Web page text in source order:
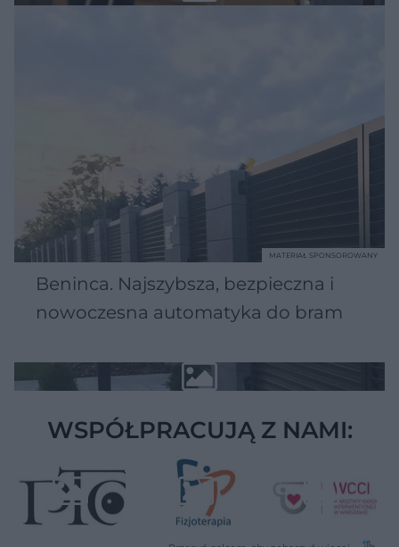
Beninca. Najszybsza, bezpieczna i
nowoczesna automatyka do bram
MATERIAŁ SPONSOROWANY
WSPÓŁPRACUJĄ Z NAMI: